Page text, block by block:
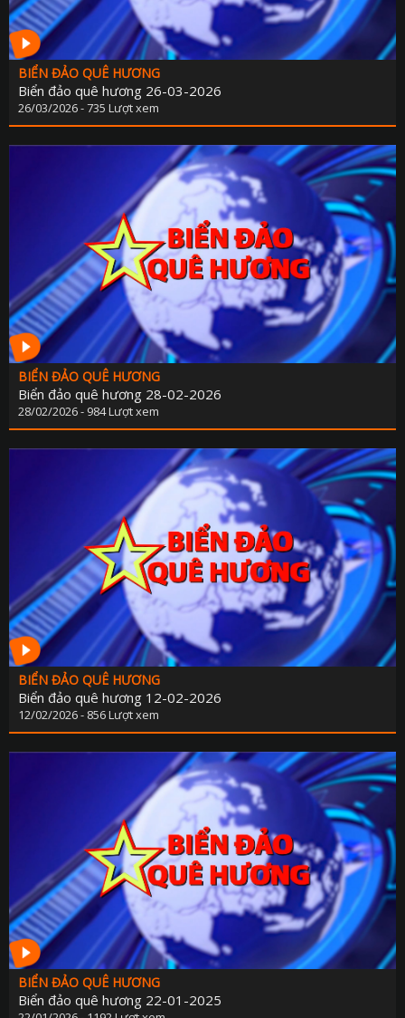
BIỂN ĐẢO QUÊ HƯƠNG
Biển đảo quê hương 26-03-2026
26/03/2026 - 735 Lượt xem
BIỂN ĐẢO QUÊ HƯƠNG
Biển đảo quê hương 28-02-2026
28/02/2026 - 984 Lượt xem
BIỂN ĐẢO QUÊ HƯƠNG
Biển đảo quê hương 12-02-2026
12/02/2026 - 856 Lượt xem
BIỂN ĐẢO QUÊ HƯƠNG
Biển đảo quê hương 22-01-2025